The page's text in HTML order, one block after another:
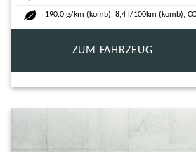
190.0 g/km (komb), 8,4 l/100km (komb),
ZUM FAHRZEUG